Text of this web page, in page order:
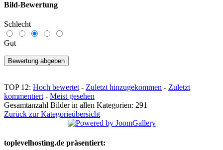
Bild-Bewertung
Schlecht
Gut
TOP 12: Hoch bewertet - Zuletzt hinzugekommen - Zuletzt
kommentiert - Meist gesehen
Gesamtanzahl Bilder in allen Kategorien: 291
Zurück zur Kategorieübersicht
toplevelhosting.de präsentiert: